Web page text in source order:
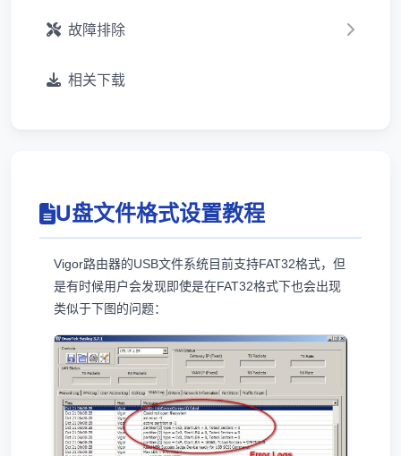
故障排除
相关下载
U盘文件格式设置教程
Vigor路由器的USB文件系统目前支持FAT32格式，但
是有时候用户会发现即使是在FAT32格式下也会出现
类似于下图的问题：